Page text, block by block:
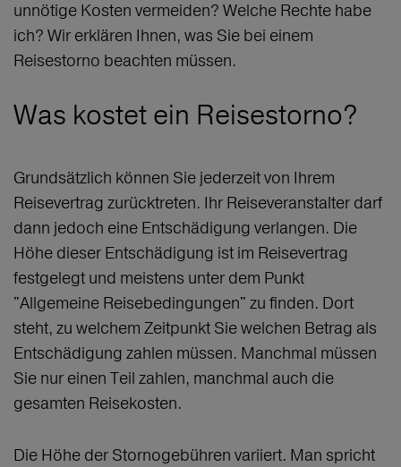
unnötige Kosten vermeiden? Welche Rechte habe
ich? Wir erklären Ihnen, was Sie bei einem
Reisestorno beachten müssen.
Was kostet ein Reisestorno?
Grundsätzlich können Sie jederzeit von Ihrem
Reisevertrag zurücktreten. Ihr Reiseveranstalter darf
dann jedoch eine Entschädigung verlangen. Die
Höhe dieser Entschädigung ist im Reisevertrag
festgelegt und meistens unter dem Punkt
"Allgemeine Reisebedingungen" zu finden. Dort
steht, zu welchem Zeitpunkt Sie welchen Betrag als
Entschädigung zahlen müssen. Manchmal müssen
Sie nur einen Teil zahlen, manchmal auch die
gesamten Reisekosten.
Die Höhe der Stornogebühren variiert. Man spricht